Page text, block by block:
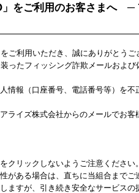
」をご利用のお客さまへ ─
ご利用いただき、誠にありがとうご
ったフィッシング詐欺メールおよ
情報（口座番号、電話番号等）を
ライズ株式会社からのメールでお客
クリックしないようご注意ください。
がある場合は、直ちに当組合までご
ますが、引き続き安全なサービス